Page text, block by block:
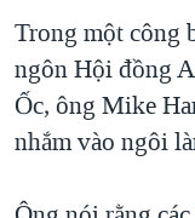
TRỊNH VĨNH
NGƯ DÂN VIỆT
BÊN KIA QUỐC
Trong một công
ngôn Hội đồng
Ốc, ông Mike
nhắm vào ngôi